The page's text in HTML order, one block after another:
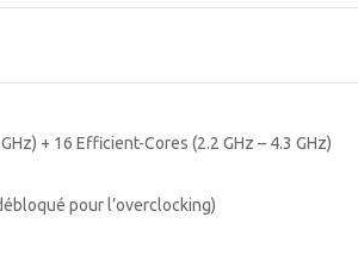
+ 16 Efficient-Cores (2.2 GHz – 4.3 GHz)
pour l’overclocking)